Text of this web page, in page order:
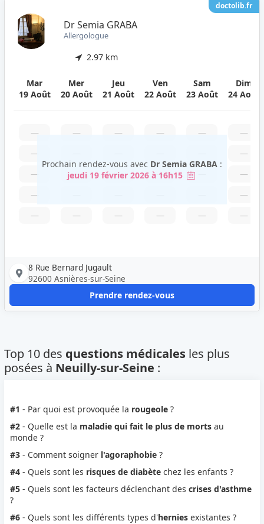
doctolib.fr
Dr Semia GRABA
Allergologue
2.97 km
Mar
19 Août
Mer
20 Août
Jeu
21 Août
Ven
22 Août
Sam
23 Août
Dim
24 Août
—
—
—
—
—
—
—
—
—
—
—
—
—
—
—
—
—
—
—
—
—
Prochain rendez-vous avec Dr Semia GRABA:
jeudi 19 février 2026 à 16h15
8 Rue Bernard Jugault
92600 Asnières-sur-Seine
Prendre rendez-vous
Top 10 des questions médicales les plus
posées à Neuilly-sur-Seine :
#1 - Par quoi est provoquée la rougeole ?
#2 - Quelle est la maladie qui fait le plus de morts au
monde ?
#3 - Comment soigner l'agoraphobie ?
#4 - Quels sont les risques de diabète chez les enfants ?
#5 - Quels sont les facteurs déclenchant descrises d'asthme
?
#6 - Quels sont les différents types d'hernies existantes ?